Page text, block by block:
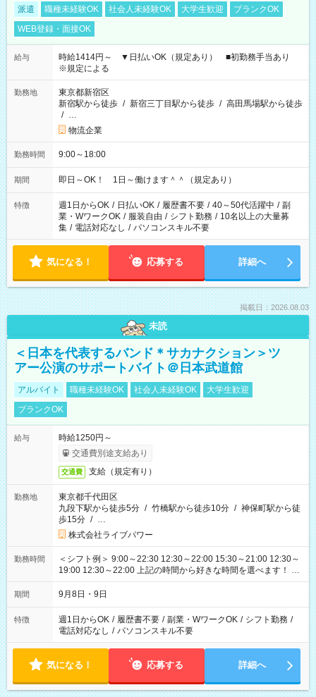
派遣 職種未経験OK 社会人未経験OK 大学生歓迎
ブランクOK
WEB登録・面接OK
給与
時給1414円～ ▼日払いOK（規定あり） ■初勤務手当あり
※規定による
勤務地
東京都新宿区
新宿駅から徒歩 / 新宿三丁目駅から徒歩 / 高田馬場駅から徒歩
/ …
物流企業
勤務時間 9:00～18:00
期間 即日～OK！ 1日～働けます＾＾（規定あり）
特徴 週1日からOK / 日払いOK / 履歴書不要 / 40～50代活躍中 / 副
業・WワークOK / 服装自由 / シフト勤務 / 10名以上の大量募
集 / 電話対応なし / パソコンスキル不要
気になる！ 応募する 詳細へ
掲載日：2026.08.03
未読
＜日本を代表するバンド＊サカナクション＞ツ
アー公演のサポートバイト＠日本武道館
アルバイト 職種未経験OK 社会人未経験OK
大学生歓迎
ブランクOK
給与
時給1250円～
交通費別途支給あり
交通費 支給（規定有り）
勤務地
東京都千代田区
九段下駅から徒歩5分 / 竹橋駅から徒歩10分 / 神保町駅から徒
歩15分 / …
株式会社ライブパワー
勤務時間
＜シフト例＞ 9:00～22:30 12:30～22:00 15:30～21:00 12:30～
19:00 12:30～22:00 上記の時間から好きな時間を選べます！ ※
時間は変更となる可能性があります
期間 9月8日・9日
特徴 週1日からOK / 履歴書不要 / 副業・WワークOK / シフト勤務 /
電話対応なし / パソコンスキル不要
気になる！ 応募する 詳細へ